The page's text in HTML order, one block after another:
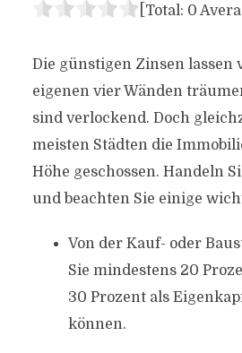
[Total: 0
Die günstigen Zinsen lassen
eigenen vier Wänden
sind verlockend. Doch
meisten Städten die
Höhe geschossen. Handeln
und beachten Sie einige
Von der Kauf- oder
Sie mindestens 20
30 Prozent als
können.